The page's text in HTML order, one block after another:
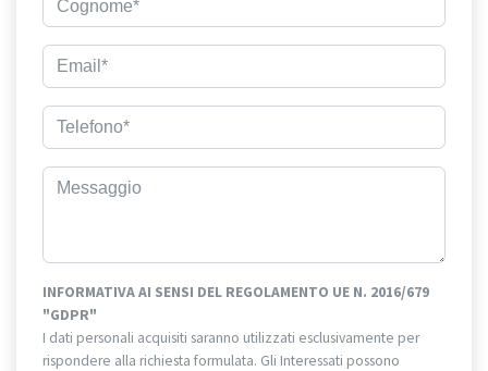
INFORMATIVA AI SENSI DEL REGOLAMENTO UE N. 2016/679
"GDPR"
I dati personali acquisiti saranno utilizzati esclusivamente per
rispondere alla richiesta formulata. Gli Interessati possono